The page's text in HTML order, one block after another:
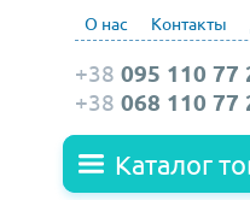
О нас Контакты
+38 095 110 77
+38 068 110 77
Каталог